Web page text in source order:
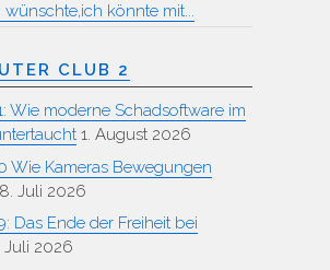
wünschte,ich könnte mit...
CLUB 2
Wie moderne Schadsoftware im
1. August 2026
Wie Kameras Bewegungen
Juli 2026
Das Ende der Freiheit bei
Juli 2026